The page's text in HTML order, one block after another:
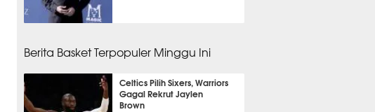
Berita Basket Terpopuler Minggu Ini
Celtics Pilih Sixers, Warriors
Gagal Rekrut Jaylen
Brown